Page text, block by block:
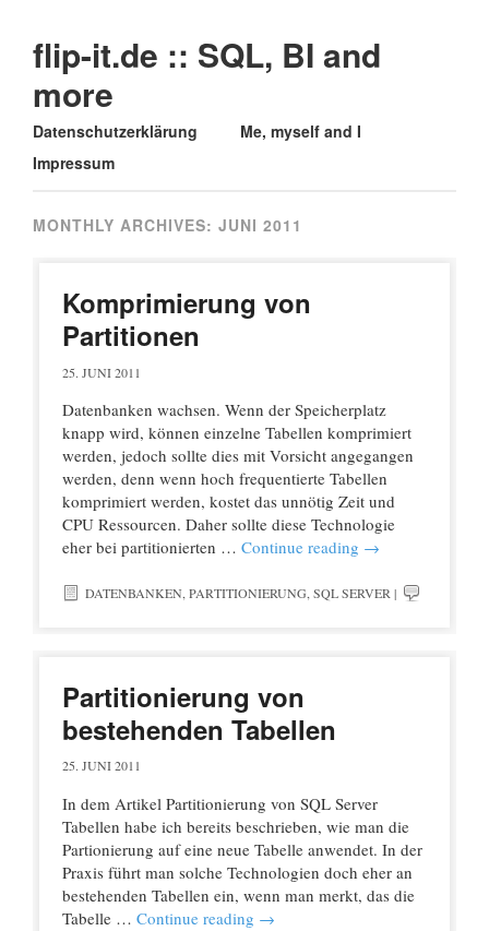
flip-it.de :: SQL, BI and
more
Main menu
Skip
to
content
Datenschutzerklärung
Me, myself and I
Impressum
MONTHLY ARCHIVES: JUNI 2011
Komprimierung von
Partitionen
25. JUNI 2011
Datenbanken wachsen. Wenn der Speicherplatz
knapp wird, können einzelne Tabellen komprimiert
werden, jedoch sollte dies mit Vorsicht angegangen
werden, denn wenn hoch frequentierte Tabellen
komprimiert werden, kostet das unnötig Zeit und
CPU Ressourcen. Daher sollte diese Technologie
eher bei partitionierten … Continue reading →
DATENBANKEN,PARTITIONIERUNG,SQL SERVER|
Partitionierung von
bestehenden Tabellen
25. JUNI 2011
In dem Artikel Partitionierung von SQL Server
Tabellen habe ich bereits beschrieben, wie man die
Partionierung auf eine neue Tabelle anwendet. In der
Praxis führt man solche Technologien doch eher an
bestehenden Tabellen ein, wenn man merkt, das die
Tabelle … Continue reading →